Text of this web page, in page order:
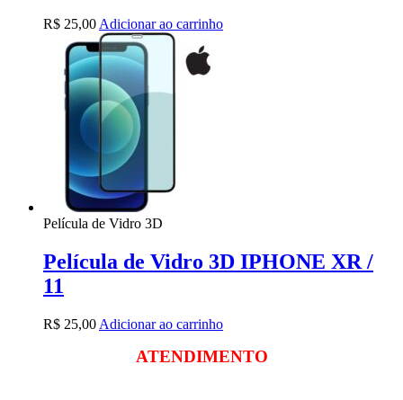
R$ 25,00 Adicionar ao carrinho
Película de Vidro 3D
Película de Vidro 3D IPHONE XR /
11
R$ 25,00 Adicionar ao carrinho
ATENDIMENTO